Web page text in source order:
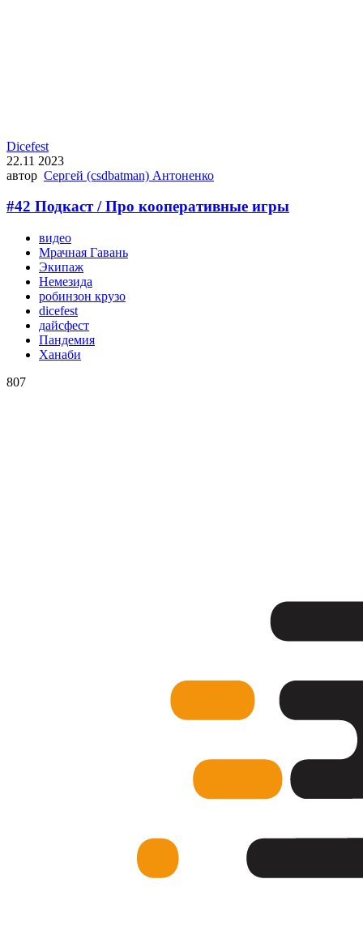
Dicefest
22.11 2023
автор Сергей (csdbatman) Антоненко
#42 Подкаст / Про кооперативные игры
видео
Мрачная Гавань
Экипаж
Немезида
робинзон крузо
dicefest
дайсфест
Пандемия
Ханаби
807